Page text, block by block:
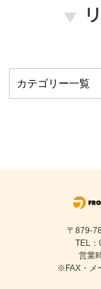
カテゴリー一覧
〒879-
TEL
営業
※FAX・メ